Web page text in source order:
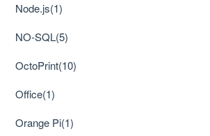
Node.js(1)
NO-SQL(5)
OctoPrint(10)
Office(1)
Orange Pi(1)